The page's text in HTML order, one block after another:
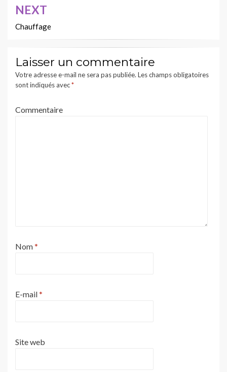
NEXT
Chauffage
Laisser un commentaire
Votre adresse e-mail ne sera pas publiée. Les champs obligatoires
sont indiqués avec*
Commentaire
Nom*
E-mail*
Site web